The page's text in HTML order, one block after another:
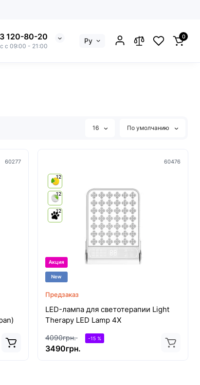
120-80-20
с 09:00 - 21:00
Ру 0
16 По умолчанию
60277 60476
12
12
12
Акция
New
Предзаказ
LED-лампа для светотерапии Light
Therapy LED Lamp 4Х
4090грн. -15 %
3490грн.